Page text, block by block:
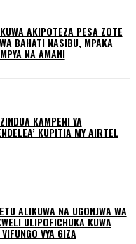
AKIPOTEZA PESA ZOTE
BAHATI NASIBU, MPAKA
NA AMANI
KAMPENI YA
KUPITIA MY AIRTEL
ALIKUWA NA UGONJWA WA
ULIPOFICHUKA KUWA
VYA GIZA